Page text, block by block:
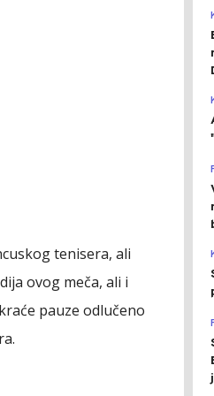
tenisera, ali
ovog meča, ali i
pauze odlučeno